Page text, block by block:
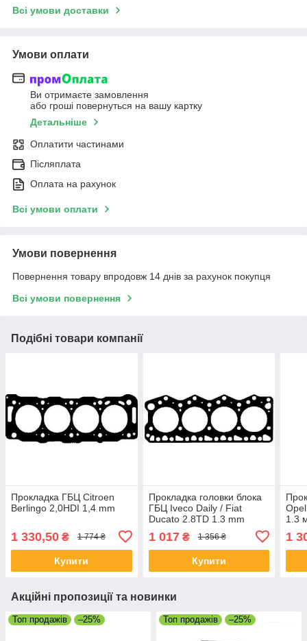
Всі умови доставки
Умови оплати
Ви отримаєте замовлення
або гроші повернуться на вашу картку
Детальніше
Оплатити частинами
Післяплата
Оплата на рахунок
Всі умови оплати
Умови повернення
Повернення товару впродовж 14 днів за рахунок покупця
Всі умови повернення
Подібні товари компанії
Прокладка ГБЦ Citroen
Berlingo 2,0HDI 1,4 mm
1 330,50 ₴ 1 774 ₴
Купити
Прокладка головки блока
ГБЦ Iveco Daily / Fiat
Ducato 2.8TD 1.3 mm
1 017₴ 1 356 ₴
Купити
1.3
1
Акційні пропозиції та новинки
Топ продажів –25% Топ продажів –25%